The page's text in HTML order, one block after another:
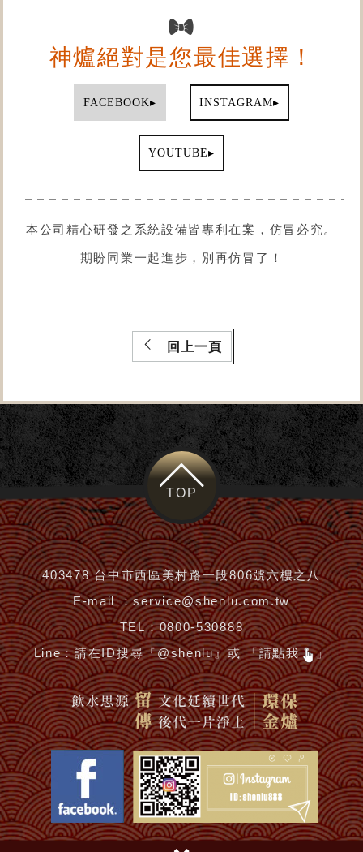
神爐絕對是您最佳選擇！
FACEBOOK▸ INSTAGRAM▸
YOUTUBE▸
本公司精心研發之系統設備皆專利在案，仿冒必究。
期盼同業一起進步，別再仿冒了！
回上一頁
TOP
403478 台中市西區美村路一段806號六樓之八
E-mail ：service@shenlu.com.tw
TEL：0800-530888
Line：請在ID搜尋『@shenlu』或 「請點我 」